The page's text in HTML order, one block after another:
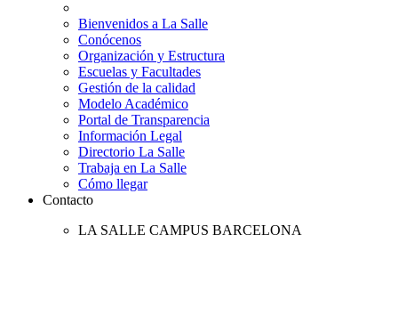
Bienvenidos a La Salle
Conócenos
Organización y Estructura
Escuelas y Facultades
Gestión de la calidad
Modelo Académico
Portal de Transparencia
Información Legal
Directorio La Salle
Trabaja en La Salle
Cómo llegar
Contacto
LA SALLE CAMPUS BARCELONA